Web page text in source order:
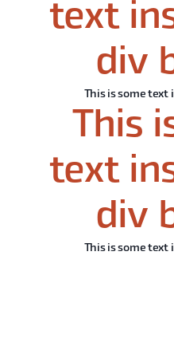
text
div
This is some text
This
text
div
This is some text